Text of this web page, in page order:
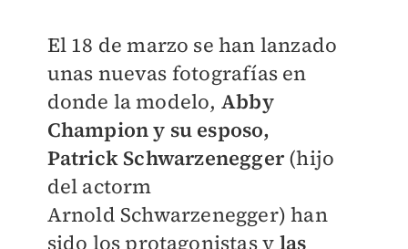
El 18 de marzo se han lanzado
unas nuevas fotografías en
donde la modelo, Abby
Champion y su esposo,
Patrick Schwarzenegger(hijo
del actorm
Arnold Schwarzenegger) han
sido los protagonistas y las